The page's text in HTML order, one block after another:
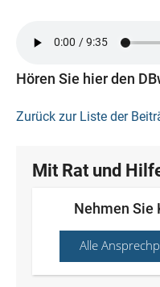
Hören Sie hier den
Zurück zur Liste der
Mit Rat und
Nehmen Sie
Alle